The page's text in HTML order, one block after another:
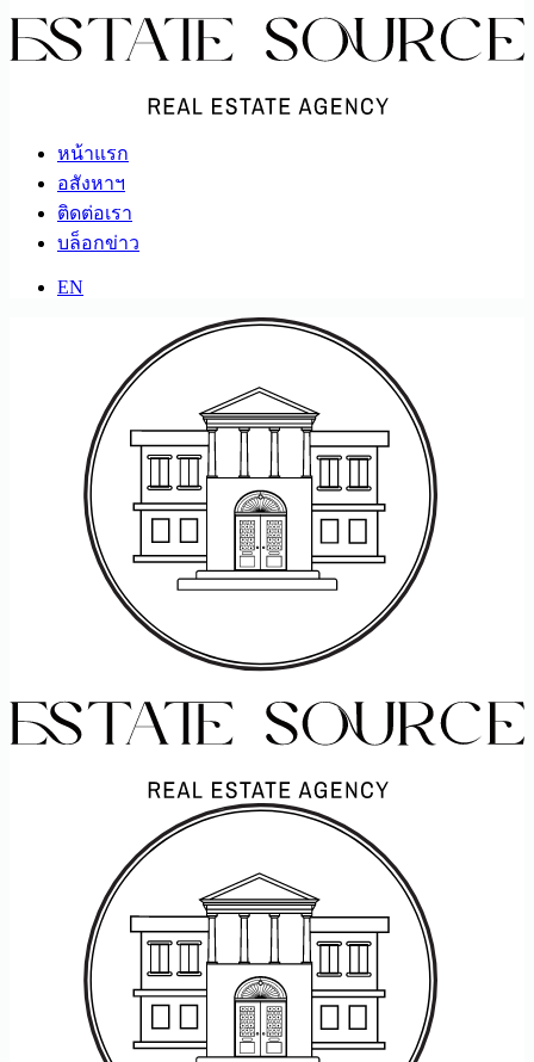
หน้าแรก
อสังหาฯ
ติดต่อเรา
บล็อกข่าว
EN